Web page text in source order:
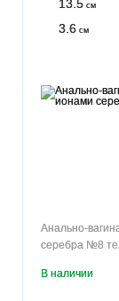
13.5 см
3.6 см
Анально-
серебра №8
В наличии